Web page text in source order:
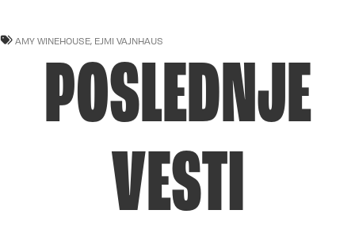
AMY WINEHOUSE, EJMI VAJNHAUS
POSLEDNJE
VESTI